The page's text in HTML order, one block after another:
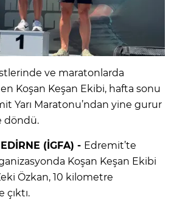
ve maratonlarda
Koşan Keşan Ekibi, hafta sonu
Yarı Maratonu’ndan yine gurur
döndü.
(İGFA) - Edremit’te
Koşan Keşan Ekibi
Özkan, 10 kilometre